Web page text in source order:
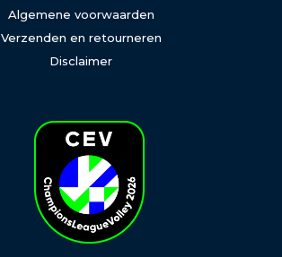
Algemene voorwaarden
Verzenden en retourneren
Disclaimer